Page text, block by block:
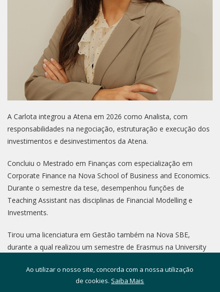
A Carlota integrou a Atena em 2026 como Analista, com
responsabilidades na negociação, estruturação e execução dos
investimentos e desinvestimentos da Atena.
Concluiu o Mestrado em Finanças com especialização em
Corporate Finance na Nova School of Business and Economics.
Durante o semestre da tese, desempenhou funções de
Teaching Assistant nas disciplinas de Financial Modelling e
Investments.
Tirou uma licenciatura em Gestão também na Nova SBE,
durante a qual realizou um semestre de Erasmus na University
Ao utilizar o nosso site, concorda com a nossa utilização
de cookies. Saiba Mais